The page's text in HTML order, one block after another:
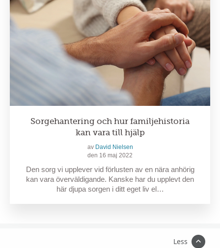
Sorgehantering och hur familjehistoria
kan vara till hjälp
av David Nielsen
den 16 maj 2022
Den sorg vi upplever vid förlusten av en nära anhörig
kan vara överväldigande. Kanske har du upplevt den
här djupa sorgen i ditt eget liv el…